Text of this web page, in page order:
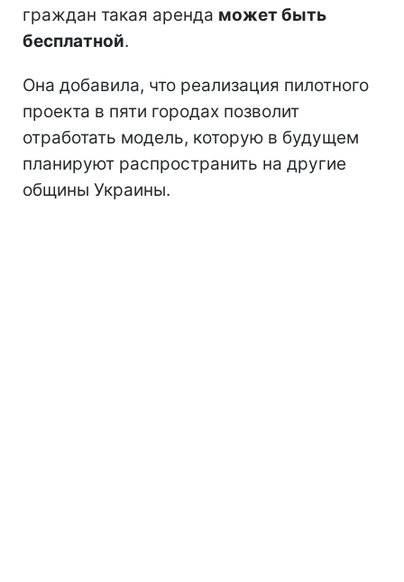
граждан такая аренда может быть
бесплатной.
Она добавила, что реализация пилотного
проекта в пяти городах позволит
отработать модель, которую в будущем
планируют распространить на другие
общины Украины.